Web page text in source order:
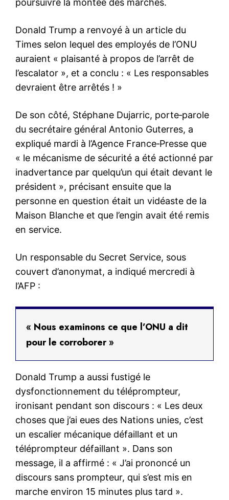
Donald Trump a renvoyé à un article du
Times selon lequel des employés de l’ONU
auraient « plaisanté à propos de l’arrêt de
l’escalator », et a conclu : « Les responsables
devraient être arrêtés ! »
De son côté, Stéphane Dujarric, porte‑parole
du secrétaire général Antonio Guterres, a
expliqué mardi à l’Agence France‑Presse que
« le mécanisme de sécurité a été actionné par
inadvertance par quelqu’un qui était devant le
président », précisant ensuite que la
personne en question était un vidéaste de la
Maison Blanche et que l’engin avait été remis
en service.
Un responsable du Secret Service, sous
couvert d’anonymat, a indiqué mercredi à
l’AFP :
« Nous examinons ce que l’ONU a dit
pour le corroborer »
Donald Trump a aussi fustigé le
dysfonctionnement du téléprompteur,
ironisant pendant son discours : « Les deux
choses que j’ai eues des Nations unies, c’est
un escalier mécanique défaillant et un
téléprompteur défaillant ». Dans son
message, il a affirmé : « J’ai prononcé un
discours sans prompteur, qui s’est mis en
marche environ 15 minutes plus tard ».